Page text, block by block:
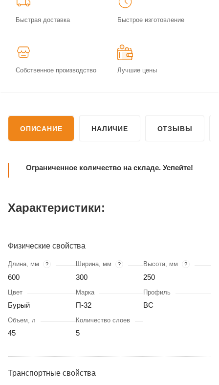
Быстрая доставка Быстрое изготовление
Собственное производство Лучшие цены
ОПИСАНИЕ НАЛИЧИЕ ОТЗЫВЫ
Ограниченное количество на складе. Успейте!
Характеристики:
Физические свойства
Длина, мм ?
600
Ширина, мм ?
300
Высота, мм ?
250
Цвет
Бурый
Марка
П-32
Профиль
BC
Объем, л
45
Количество слоев
5
Транспортные свойства